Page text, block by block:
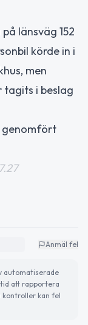
länsväg 152
körde in i
men
tagits i beslag
genomfört
Anmäl fel
automatiserade
att rapportera
kontroller kan fel